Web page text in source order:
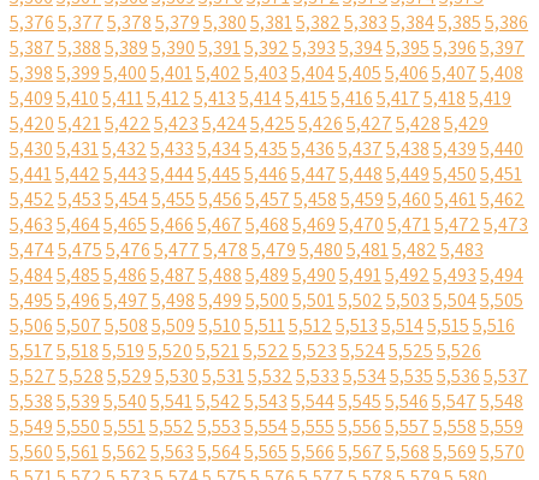
5,3765,3775,3785,3795,3805,3815,3825,3835,3845,3855,386
5,3875,3885,3895,3905,3915,3925,3935,3945,3955,3965,397
5,3985,3995,4005,4015,4025,4035,4045,4055,4065,4075,408
5,4095,4105,4115,4125,4135,4145,4155,4165,4175,4185,419
5,4205,4215,4225,4235,4245,4255,4265,4275,4285,429
5,4305,4315,4325,4335,4345,4355,4365,4375,4385,4395,440
5,4415,4425,4435,4445,4455,4465,4475,4485,4495,4505,451
5,4525,4535,4545,4555,4565,4575,4585,4595,4605,4615,462
5,4635,4645,4655,4665,4675,4685,4695,4705,4715,4725,473
5,4745,4755,4765,4775,4785,4795,4805,4815,4825,483
5,4845,4855,4865,4875,4885,4895,4905,4915,4925,4935,494
5,4955,4965,4975,4985,4995,5005,5015,5025,5035,5045,505
5,5065,5075,5085,5095,5105,5115,5125,5135,5145,5155,516
5,5175,5185,5195,5205,5215,5225,5235,5245,5255,526
5,5275,5285,5295,5305,5315,5325,5335,5345,5355,5365,537
5,5385,5395,5405,5415,5425,5435,5445,5455,5465,5475,548
5,5495,5505,5515,5525,5535,5545,5555,5565,5575,5585,559
5,5605,5615,5625,5635,5645,5655,5665,5675,5685,5695,570